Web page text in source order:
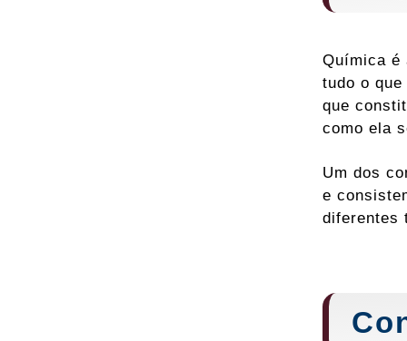
Química é
tudo o
que
como ela
Um dos
e
diferentes